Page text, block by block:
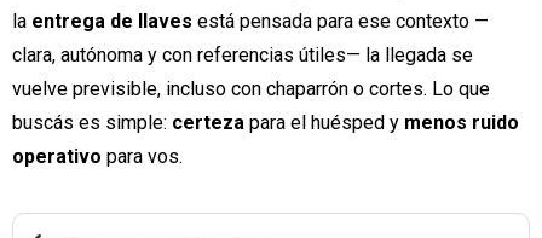
la entrega de llaves está pensada para ese contexto —
clara, autónoma y con referencias útiles— la llegada se
vuelve previsible, incluso con chaparrón o cortes. Lo que
buscás es simple: certeza para el huésped y menos ruido
operativo para vos.